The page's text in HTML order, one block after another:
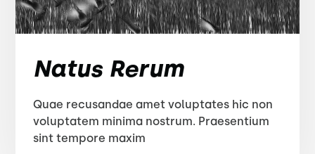
Natus Rerum
Quae recusandae amet voluptates hic non
voluptatem minima nostrum. Praesentium
sint tempore maxim